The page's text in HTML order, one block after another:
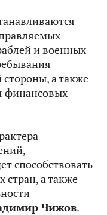
и военных
а также
финансовых
способствовать
стран, а также
Чижов.